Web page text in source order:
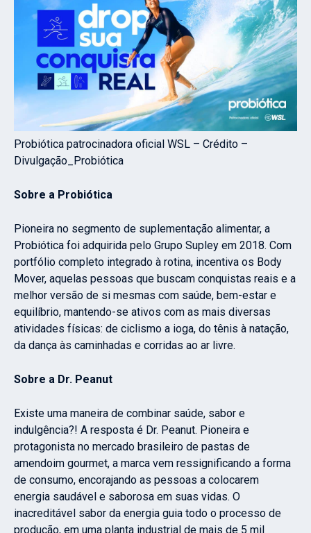
Probiótica patrocinadora oficial WSL – Crédito –
Divulgação_Probiótica
Sobre a Probiótica
Pioneira no segmento de suplementação alimentar, a
Probiótica foi adquirida pelo Grupo Supley em 2018. Com
portfólio completo integrado à rotina, incentiva os Body
Mover, aquelas pessoas que buscam conquistas reais e a
melhor versão de si mesmas com saúde, bem-estar e
equilíbrio, mantendo-se ativos com as mais diversas
atividades físicas: de ciclismo a ioga, do tênis à natação,
da dança às caminhadas e corridas ao ar livre.
Sobre a Dr. Peanut
Existe uma maneira de combinar saúde, sabor e
indulgência?! A resposta é Dr. Peanut. Pioneira e
protagonista no mercado brasileiro de pastas de
amendoim gourmet, a marca vem ressignificando a forma
de consumo, encorajando as pessoas a colocarem
energia saudável e saborosa em suas vidas. O
inacreditável sabor da energia guia todo o processo de
produção, em uma planta industrial de mais de 5 mil